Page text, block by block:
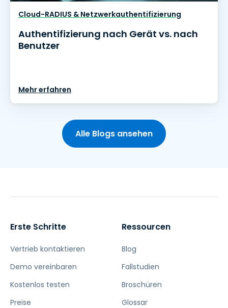
Cloud-RADIUS & Netzwerkauthentifizierung
Authentifizierung nach Gerät vs. nach
Benutzer
Mehr erfahren
Alle Blogs ansehen
Erste Schritte
Vertrieb kontaktieren
Demo vereinbaren
Kostenlos testen
Preise
Ressourcen
Blog
Fallstudien
Broschüren
Glossar